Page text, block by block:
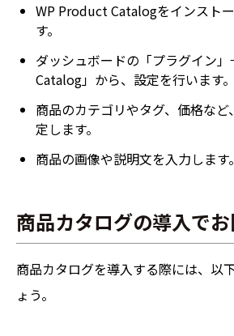
WP Product Catalogをインスト
す。
ダッシュボードの「プラグイン
Catalog」から、設定を行います。
商品のカテゴリやタグ、価格な
定します。
商品の画像や説明文を入力します。
商品カタログの導入で
商品カタログを導入する際には、以
ょう。